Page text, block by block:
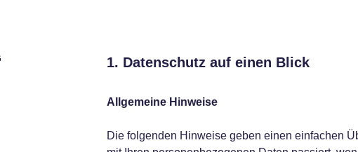
1. Datenschutz auf einen Blick
Allgemeine Hinweise
Die folgenden Hinweise geben einen einfachen